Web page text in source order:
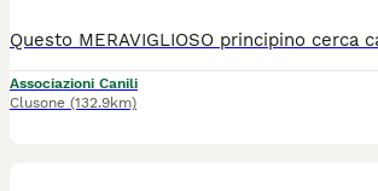
Associazioni Canili
Clusone (132.9km)